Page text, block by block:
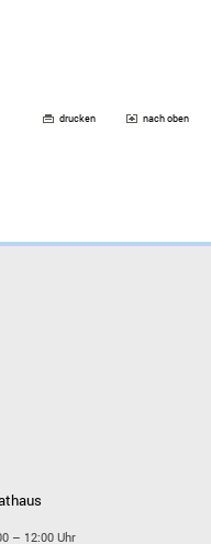
drucken nach oben
– 12:00 Uhr